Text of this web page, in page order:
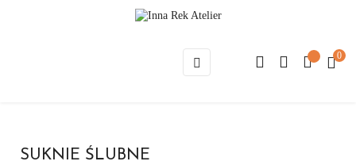
Toggle
navigation
☰ 0
SUKNIE ŚLUBNE